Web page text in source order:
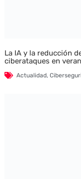
La IA y la reducción
ciberataques en
Actualidad,